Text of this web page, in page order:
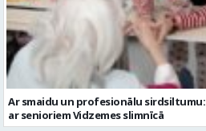
Ar smaidu un profesionālu sirdsiltumu:
ar senioriem Vidzemes slimnīcā